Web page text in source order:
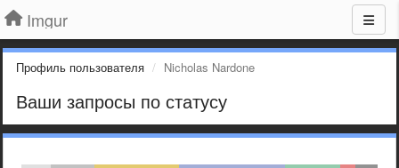
Imgur
Профиль пользователя Nicholas Nardone
Ваши запросы по статусу